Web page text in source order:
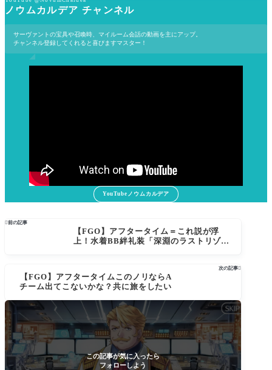
ノウムカルデア チャンネル
サーヴァントの宝具や召喚時、マイルーム会話の動画を主にアップ。
チャンネル登録してくれると喜びますマスター！
YouTubeノウムカルデア
前の記事
【FGO】アフタータイム＝これ説が浮
上！水着BB絆礼装「深淵のラストリゾー
次の記事
【FGO】アフタータイムこのノリならA
チーム出てこないかな？共に旅をしたい
この記事が気に入ったら
フォローしよう